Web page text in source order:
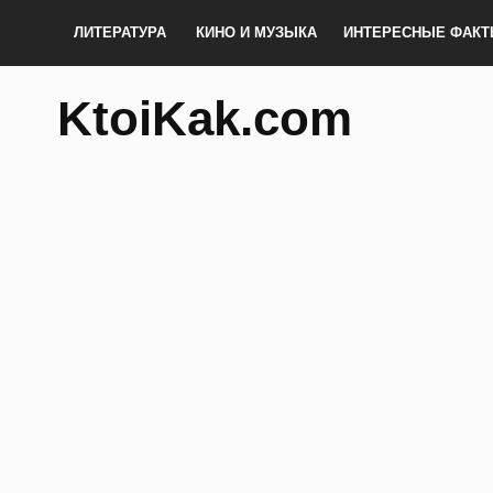
ЛИТЕРАТУРА КИНО И МУЗЫКА ИНТЕРЕСНЫЕ
KtoiKak.com